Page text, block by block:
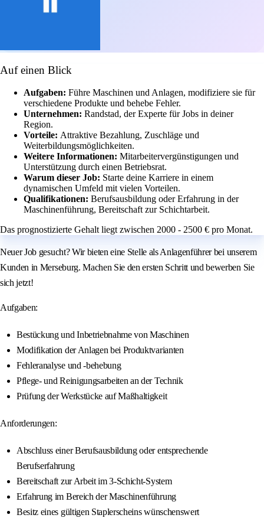
Auf einen Blick
Aufgaben: Führe Maschinen und Anlagen, modifiziere sie für
verschiedene Produkte und behebe Fehler.
Unternehmen: Randstad, der Experte für Jobs in deiner
Region.
Vorteile: Attraktive Bezahlung, Zuschläge und
Weiterbildungsmöglichkeiten.
Weitere Informationen: Mitarbeitervergünstigungen und
Unterstützung durch einen Betriebsrat.
Warum dieser Job: Starte deine Karriere in einem
dynamischen Umfeld mit vielen Vorteilen.
Qualifikationen: Berufsausbildung oder Erfahrung in der
Maschinenführung, Bereitschaft zur Schichtarbeit.
Das prognostizierte Gehalt liegt zwischen 2000 - 2500 € pro Monat.
Neuer Job gesucht? Wir bieten eine Stelle als Anlagenführer bei unserem
Kunden in Merseburg. Machen Sie den ersten Schritt und bewerben Sie
sich jetzt!
Aufgaben:
Bestückung und Inbetriebnahme von Maschinen
Modifikation der Anlagen bei Produktvarianten
Fehleranalyse und -behebung
Pflege- und Reinigungsarbeiten an der Technik
Prüfung der Werkstücke auf Maßhaltigkeit
Anforderungen:
Abschluss einer Berufsausbildung oder entsprechende
Berufserfahrung
Bereitschaft zur Arbeit im 3-Schicht-System
Erfahrung im Bereich der Maschinenführung
Besitz eines gültigen Staplerscheins wünschenswert